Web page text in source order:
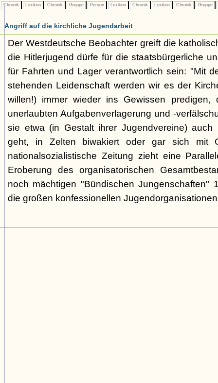
Chronik Lexikon Chronik Gruppe Person Lexikon Chronik Lexikon Chronik Gruppe
Angriff auf die kirchliche Jugendarbeit
Der Westdeutsche Beobachter greift die
die Hitlerjugend dürfe für die staatsbürgerliche
für Fahrten und Lager verantwortlich sein: "Mit
stehenden Leidenschaft werden wir es der
willen!) immer wieder ins Gewissen
unerlaubten Aufgabenverlagerung und -
sie etwa (in Gestalt ihrer Jugendvereine) auch
geht, in Zelten biwakiert oder gar sich mit
nationalsozialistische Zeitung zieht eine
Eroberung des organisatorischen
noch mächtigen "Bündischen Jungenschaften"
die großen konfessionellen